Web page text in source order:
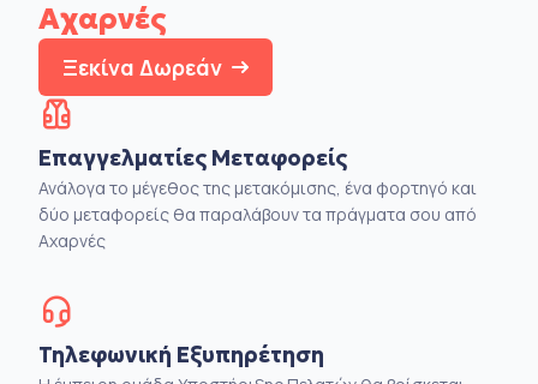
Αχαρνές
Ξεκίνα Δωρεάν
Επαγγελματίες Μεταφορείς
Ανάλογα το μέγεθος της μετακόμισης, ένα φορτηγό και
δύο μεταφορείς θα παραλάβουν τα πράγματα σου από
Αχαρνές
Τηλεφωνική Εξυπηρέτηση